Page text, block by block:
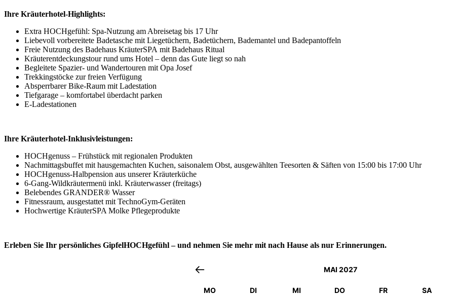
Ihre Kräuterhotel-Highlights:
Extra HOCHgefühl: Spa-Nutzung am Abreisetag bis 17 Uhr
Liebevoll vorbereitete Badetasche mit Liegetüchern, Badetüchern, Bademantel und Badepantoffeln
Freie Nutzung des Badehaus KräuterSPA mit Badehaus Ritual
Kräuterentdeckungstour rund ums Hotel – denn das Gute liegt so nah
Begleitete Spazier- und Wandertouren mit Opa Josef
Trekkingstöcke zur freien Verfügung
Absperrbarer Bike-Raum mit Ladestation
Tiefgarage – komfortabel überdacht parken
E-Ladestationen
Ihre Kräuterhotel-Inklusivleistungen:
HOCHgenuss – Frühstück mit regionalen Produkten
Nachmittagsbuffet mit hausgemachten Kuchen, saisonalem Obst, ausgewählten Teesorten & Säften von 15:00 bis 17:00 Uhr
HOCHgenuss-Halbpension aus unserer Kräuterküche
6-Gang-Wildkräutermenü inkl. Kräuterwasser (freitags)
Belebendes GRANDER® Wasser
Fitnessraum, ausgestattet mit TechnoGym-Geräten
Hochwertige KräuterSPA Molke Pflegeprodukte
Erleben Sie Ihr persönliches GipfelHOCHgefühl – und nehmen Sie mehr mit nach Hause als nur Erinnerungen.
MAI 2027
MO DI MI DO FR SA